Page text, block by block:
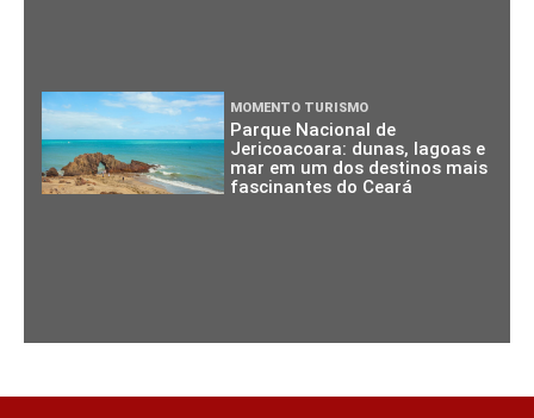
MOMENTO TURISMO
Parque Nacional de
Jericoacoara: dunas, lagoas e
mar em um dos destinos mais
fascinantes do Ceará